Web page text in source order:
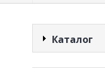
Каталог